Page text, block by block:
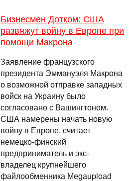
Бизнесмен Дотком: США
развяжут войну в Европе при
помощи Макрона
Заявление французского
президента Эммануэля Макрона
о возможной отправке западных
войск на Украину было
согласовано с Вашингтоном.
США намерены начать новую
войну в Европе, считает
немецко-финский
предприниматель и экс-
владелец крупнейшего
файлообменника Megaupload